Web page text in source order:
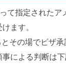
て指定された
ます。
その場でビザ
による判断は下